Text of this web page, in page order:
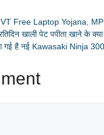
Free Laptop Yojana
खाली पेट पपीता खाने के
गई है नई Kawasaki Ninja